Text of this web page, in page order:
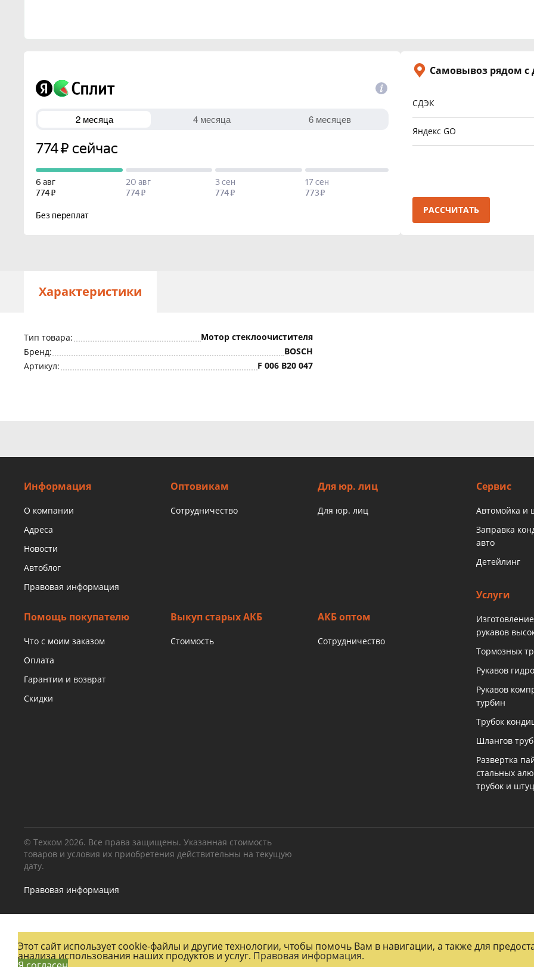
Самовывоз рядом
СДЭК
Яндекс GO
РАССЧИТАТЬ
Характеристики
Тип товара:
Мотор стеклоочистителя
Бренд:
BOSCH
Артикул:
F 006 B20 047
Информация
О компании
Адреса
Новости
Автоблог
Правовая информация
Оптовикам
Сотрудничество
Для юр. лиц
Для юр. лиц
Помощь покупателю
Что с моим заказом
Оплата
Гарантии и возврат
Скидки
Выкуп старых АКБ
Стоимость
АКБ оптом
Сотрудничество
Сервис
Автомойка и
Заправка
авто
Детейлинг
Услуги
рукавов
Тормозных
Рукавов
Рукавов
турбин
Трубок
Шлангов
Развертка
стальных
трубок и
© Техком 2026. Все права защищены. Указанная стоимость
товаров и условия их приобретения действительны на текущую
дату.
Правовая информация
Этот сайт использует cookie-файлы и другие технологии, чтобы помочь Вам в навигации, а также для
анализа использования наших продуктов и услуг. Правовая информация.